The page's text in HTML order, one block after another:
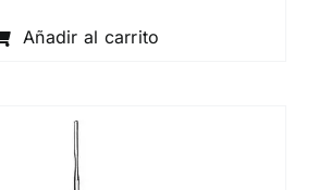
original
era:
actual
es:
Añadir al carrito